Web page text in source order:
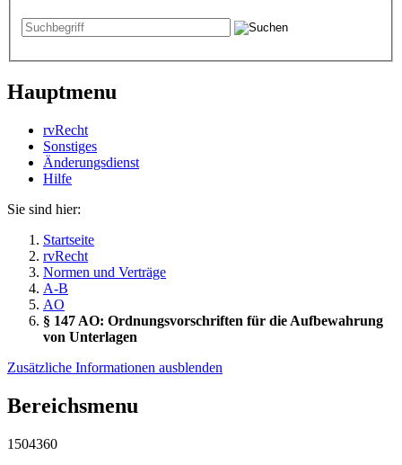
Hauptmenu
rvRecht
Sonstiges
Änderungsdienst
Hil­fe
Sie sind hier:
Startseite
rvRecht
Normen und Verträge
A-B
AO
§ 147 AO: Ordnungsvorschriften für die Aufbewahrung
von Unterlagen
Zusätzliche Informationen ausblenden
Bereichsmenu
1504360